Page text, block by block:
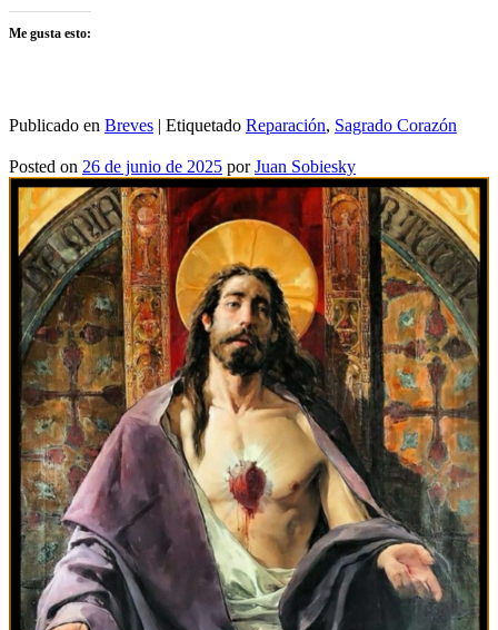
Me gusta esto:
Publicado en Breves | Etiquetado Reparación, Sagrado Corazón
Posted on 26 de junio de 2025 porJuan Sobiesky